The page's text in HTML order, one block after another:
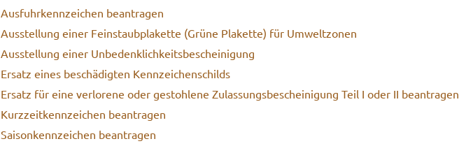
Aus­fuhr­kenn­zei­chen be­an­tra­gen
Aus­stel­lung einer Fein­staub­pla­ket­te (Grüne Pla­ket­te) für Um­welt­zo­nen
Aus­stel­lung einer Un­be­denk­lich­keits­be­schei­ni­gung
Er­satz eines be­schä­dig­ten Kenn­zei­chen­schilds
Er­satz für eine ver­lo­re­ne oder ge­stoh­le­ne Zu­las­sungs­be­schei­ni­gung Teil I oder II be­an­tra­gen
Kurz­zeit­kenn­zei­chen be­an­tra­gen
Sai­son­kenn­zei­chen be­an­tra­gen